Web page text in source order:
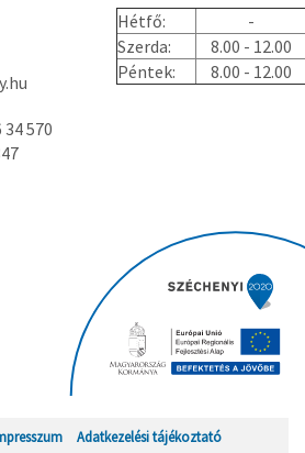
34 570
Hétfő:
-
Szerda:
8.00 - 12.00
Péntek:
8.00 - 12.00
Adatkezelési tájékoztató